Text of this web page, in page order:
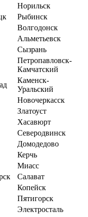
Норильск
Рыбинск
Волгодонск
Альметьевск
Сызрань
Петропавловск-
Камчатский
Каменск-
Уральский
Новочеркасск
Златоуст
Хасавюрт
Северодвинск
Домодедово
Керчь
Миасс
Салават
Копейск
Пятигорск
Электросталь